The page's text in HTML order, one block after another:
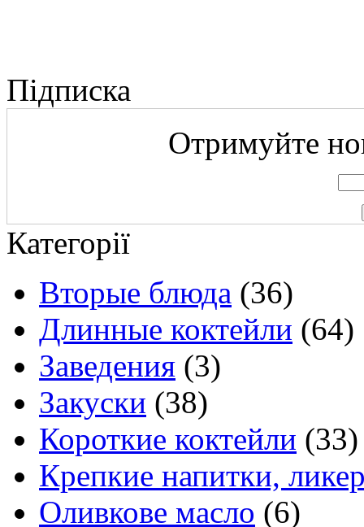
Підписка
Отримуйте
Категорії
Вторые блюда (36)
Длинные коктейли (64)
Заведения (3)
Закуски (38)
Короткие коктейли (33)
Крепкие напитки,
Оливкове масло (6)